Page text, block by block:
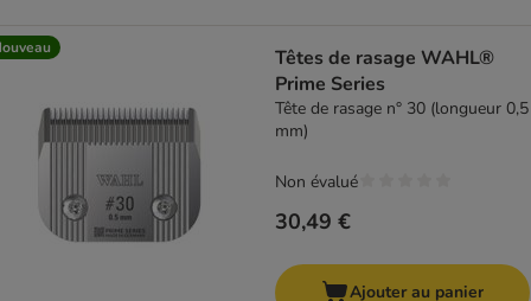
Têtes de rasage WAHL®
Prime Series
Tête de rasage n° 30 (longueur 0,5
mm)
30,49 €
Non évalué
Ajouter au panier